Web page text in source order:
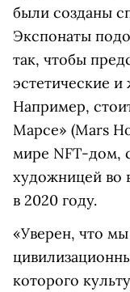
были созданы
Экспонаты
так, чтобы
эстетические
Например,
Марсе» (Mars
мире NFT-дом,
художницей во
в 2020 году.
«Уверен, что
которого